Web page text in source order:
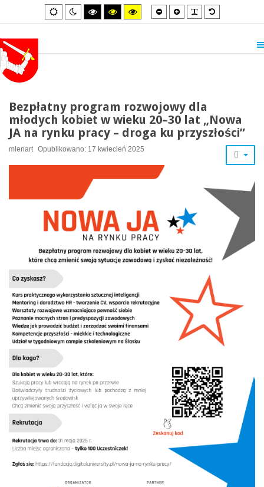
Default
mode
Night
mode
High
contrast
High
contrast
High
contrast
Smaller
font
Larger
font
Default
font
Bezpłatny program rozwojowy dla
młodych kobiet w wieku 20–30 lat „Nowa
JA na rynku pracy – droga ku przyszłości”
mlenart Opublikowano: 17 kwiecień 2025